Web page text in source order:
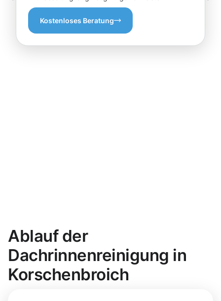
Kostenloses Beratung
Ablauf der
Dachrinnenreinigung in
Korschenbroich